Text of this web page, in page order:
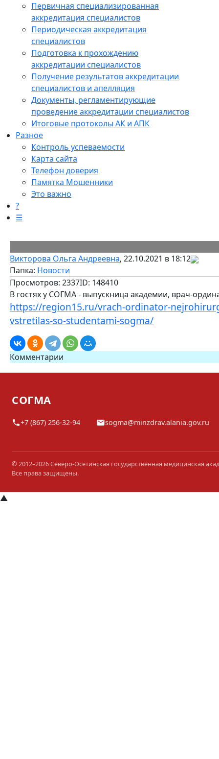
Первичная специализированная
аккредитация специалистов
Периодическая аккредитация
специалистов
Подготовка к прохождению
аккредитации специалистов
Получение результатов аккредитации
специалистов и апелляция
Документы, регламентирующие
проведение аккредитации специалистов
Итоговые протоколы АК и АПК
Разное
Контроль успеваемости
Карта сайта
Телефон доверия
Памятка Мошенники
Это важно
?
☰
Викторова Ольга Андреевна, 22.10.2021 в 18:12
Папка: Новости
Просмотров: 2337ID: 148410
В гостях у СОГМА - выпускница академии, врач-
https://region15.ru/vrach-ordinator-
vstretilas-so-studentami-sogma/
Комментарии
СОГМА
+7 (867) 256-32-94 sogma@minzdrav.alania.gov.ru
© 2012–2026 Северо-Осетинская государственная медицинская
Все права защищены.
▲